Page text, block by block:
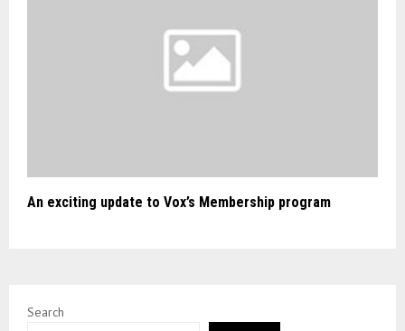
An exciting update to Vox’s Membership program
Search